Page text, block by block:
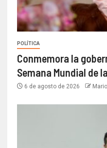
POLÍTICA
Conmemora la
Semana Mundial de
6 de agosto de 2026 Mario